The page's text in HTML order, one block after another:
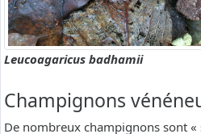
Leucoagaricus badhamii
Champignons
De nombreux champignons sont